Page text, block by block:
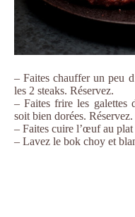
– Faites chauffer un peu
les 2 steaks. Réservez.
– Faites frire les galettes
soit bien dorées. Réservez.
– Faites cuire l’œuf au plat
– Lavez le bok choy et